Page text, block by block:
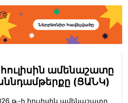
ամենաշատը
(ՑԱՆԿ)
թ.-ի հուլիսին ամենաշատը